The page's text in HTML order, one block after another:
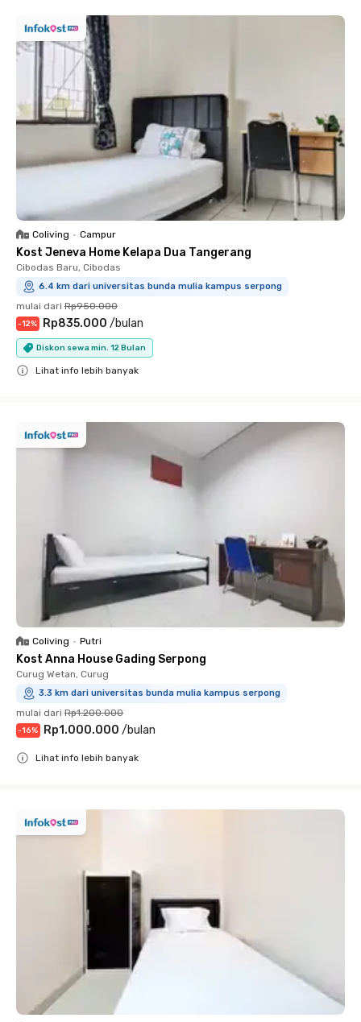
Coliving • Campur
Kost Jeneva Home Kelapa Dua Tangerang
Cibodas Baru, Cibodas
6.4 km dari universitas bunda mulia kampus serpong
mulai dari Rp950.000
-12% Rp835.000 /bulan
Diskon sewa min. 12 Bulan
Lihat info lebih banyak
Coliving • Putri
Kost Anna House Gading Serpong
Curug Wetan, Curug
3.3 km dari universitas bunda mulia kampus serpong
mulai dari Rp1.200.000
-16% Rp1.000.000 /bulan
Lihat info lebih banyak